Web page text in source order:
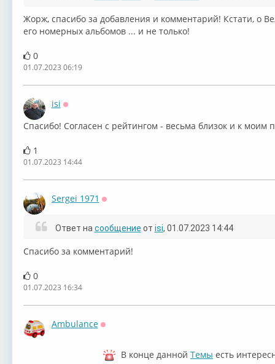
Жорж, спасибо за добавления и комментарий! Кстати, о
его номерных альбомов ... и не только!
0
01.07.2023 06:19
isi
Спасибо! Согласен с рейтингом - весьма близок и к моим
1
01.07.2023 14:44
Sergei 1971
Ответ на сообщение от isi, 01.07.2023 14:44
Спасибо за комментарий!
0
01.07.2023 16:34
Ambulance
В конце данной Темы есть